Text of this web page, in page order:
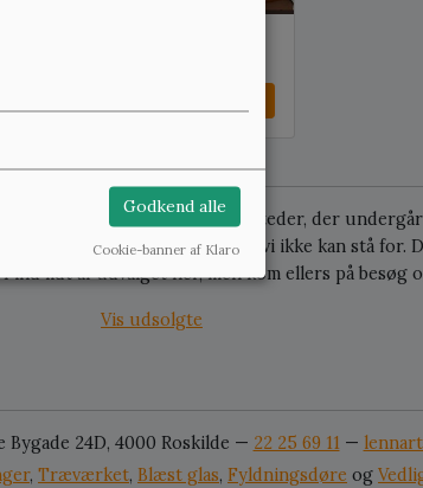
vinduer fra personer eller steder, der
vi til" at købe særlige effekter, vi ikke kan stå
lidt af udvalget her, men kom ellers på besøg
Vis udsolgte
24D, 4000 Roskilde — 22 25 69 11—
, Træværket, Blæst glas, Fyldningsdøre og
Godkend alle
Cookie-banner af Klaro